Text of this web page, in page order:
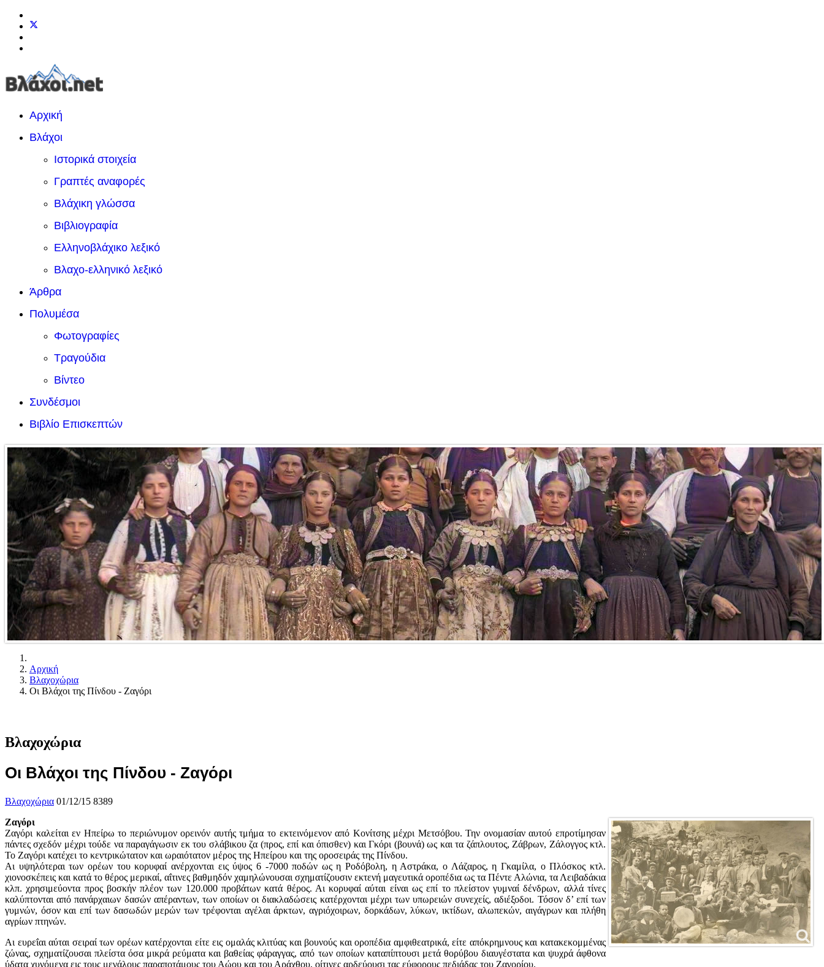
Αρχική
Βλάχοι
Ιστορικά στοιχεία
Γραπτές αναφορές
Βλάχικη γλώσσα
Βιβλιογραφία
Ελληνοβλάχικο λεξικό
Βλαχο-ελληνικό λεξικό
Άρθρα
Πολυμέσα
Φωτογραφίες
Τραγούδια
Βίντεο
Συνδέσμοι
Βιβλίο Επισκεπτών
Αρχική
Βλαχοχώρια
Οι Βλάχοι της Πίνδου - Ζαγόρι
Βλαχοχώρια
Οι Βλάχοι της Πίνδου - Ζαγόρι
Βλαχοχώρια 01/12/15 8389
Ζαγόρι
Ζαγόρι καλείται εν Ηπείρω το περιώνυμον ορεινόν αυτής τμήμα το εκτεινόμενον από Κονίτσης μέχρι Μετσόβου. Την ονομασίαν αυτού επροτίμησαν
πάντες σχεδόν μέχρι τούδε να παραγάγωσιν εκ του σλάβικου ζα (προς, επί και όπισθεν) και Γκόρι (βουνά) ως και τα ζάπλουτος, Ζάβρων, Ζάλογγος κτλ.
Το Ζαγόρι κατέχει το κεντρικώτατον και ωραιότατον μέρος της Ηπείρου και της οροσειράς της Πίνδου.
Aι υψηλότεραι των ορέων του κορυφαί ανέρχονται εις ύψος 6 -7000 ποδών ως η Ροδόβολη, η Αστράκα, ο Λάζαρος, η Γκαμίλα, ο Πλόσκος κτλ.
χιονοσκέπεις και κατά το θέρος μερικαί, αΐτινες βαθμηδόν χαμηλώνουσαι σχηματίζουσιν εκτενή μαγευτικά οροπέδια ως τα Πέντε Αλώνια, τα Λειβαδάκια
κλπ. χρησιμεύοντα προς βοσκήν πλέον των 120.000 προβάτων κατά θέρος. Αι κορυφαί αύται είναι ως επί το πλείστον γυμναί δένδρων, αλλά τίνες
καλύπτονται από πανάρχαιων δασών απέραντων, των οποίων οι διακλαδώσεις κατέρχονται μέχρι των υπωρειών συνεχείς, αδιέξοδοι. Τόσον δ’ επί των
γυμνών, όσον και επί των δασωδών μερών των τρέφονται αγέλαι άρκτων, αγριόχοιρων, δορκάδων, λύκων, ικτίδων, αλωπεκών, αιγάγρων και πλήθη
αγρίων πτηνών.
Αι ευρεΐαι αύται σειραί των ορέων κατέρχονται είτε εις ομαλάς κλιτύας και βουνούς και οροπέδια αμφιθεατρικά, είτε απόκρημνους και κατακεκομμένας
ζώνας, σχηματίζουσαι πλείστα όσα μικρά ρεύματα και βαθείας φάραγγας, από των οποίων καταπίπτουσι μετά θορύβου διαυγέστατα και ψυχρά άφθονα
ύδατα χυνόμενα εις τους μεγάλους παραποτάμους του Αώου και του Αράχθου, οίτινες αρδεύουσι τας εύφορους πεδιάδας του Ζαγορίου.